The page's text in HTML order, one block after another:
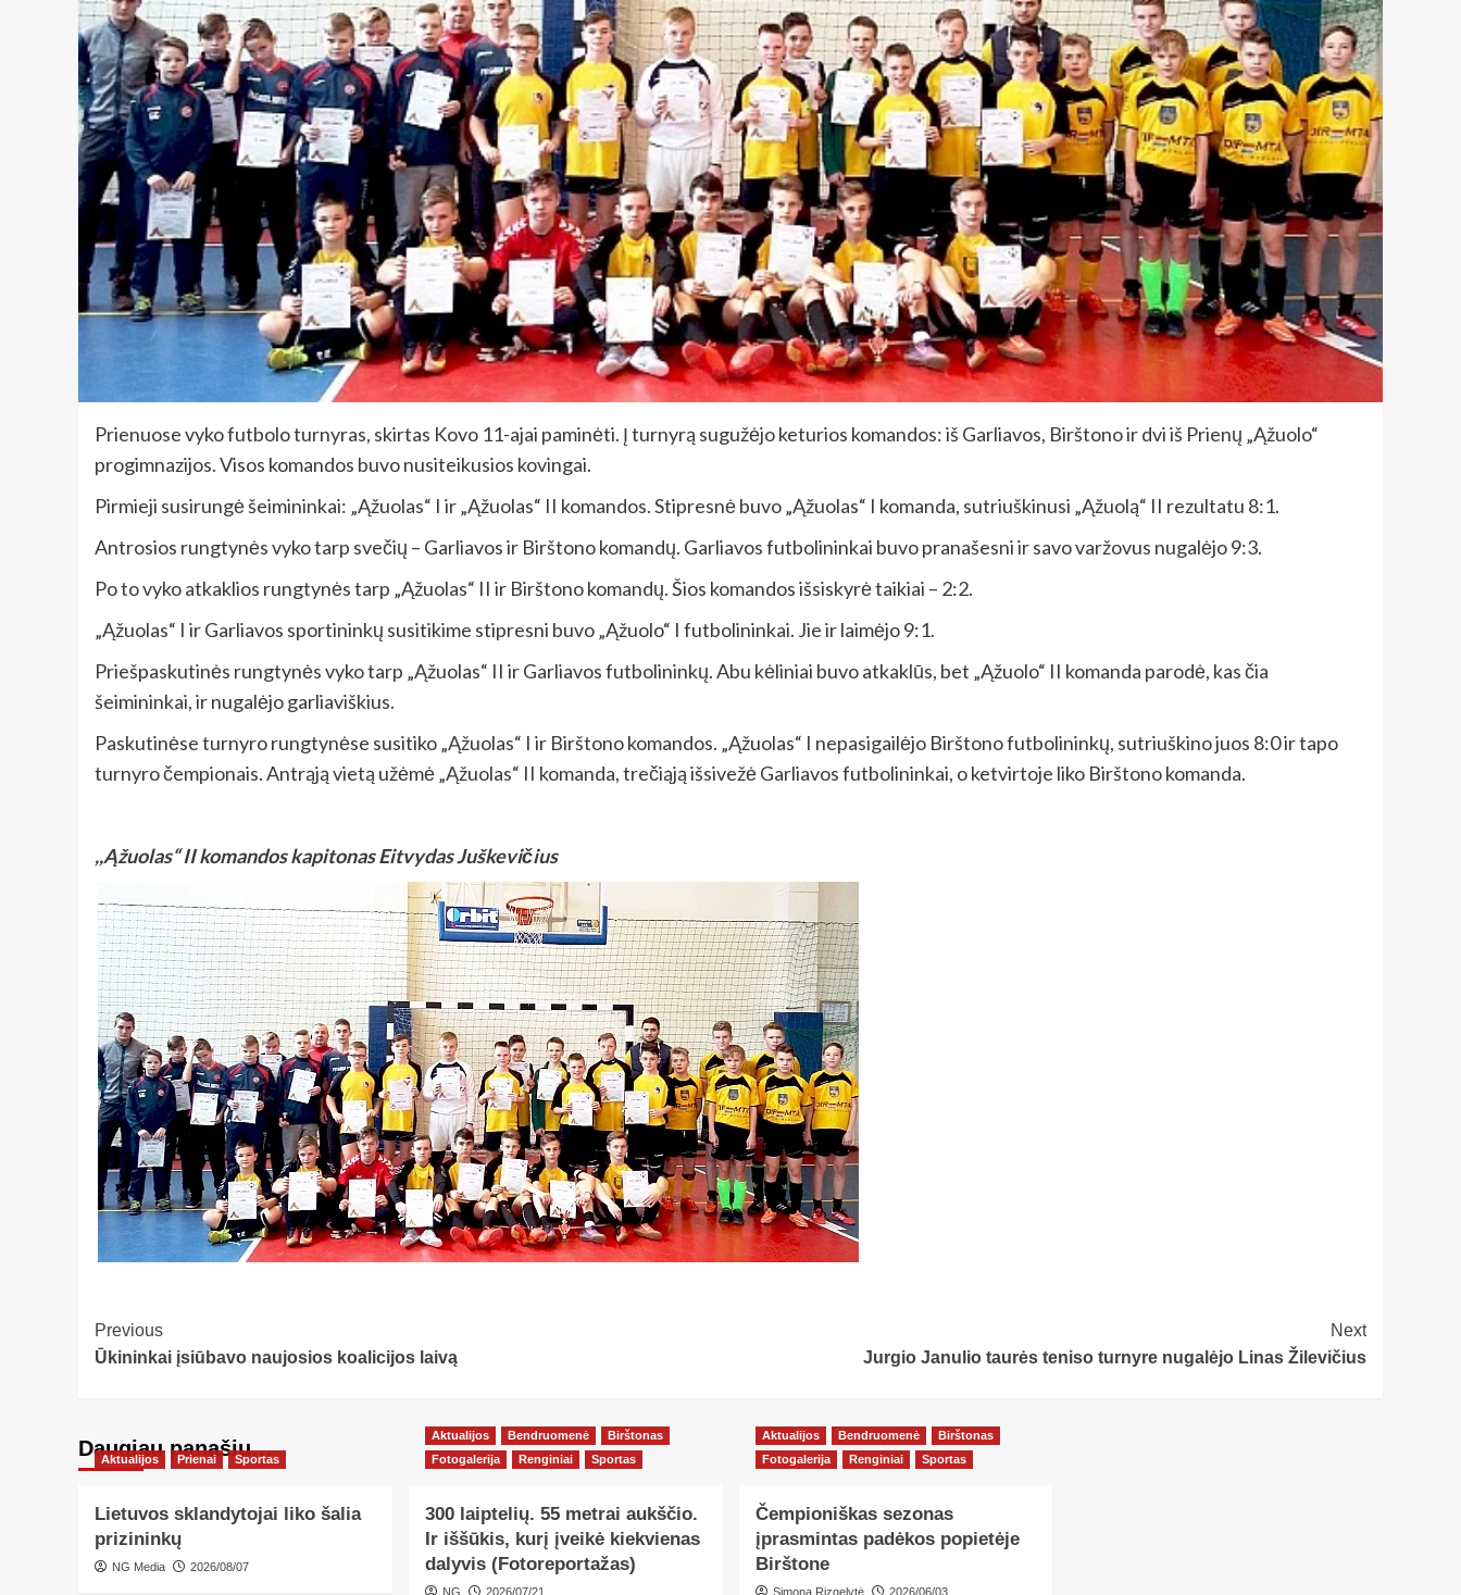
Prienuose vyko futbolo turnyras, skirtas Kovo 11-ajai paminėti. Į turnyrą sugužėjo keturios komandos: iš Garliavos, Birštono ir dvi iš Prienų „Ąžuolo“
progimnazijos. Visos komandos buvo nusiteikusios kovingai.
Pirmieji susirungė šeimininkai: „Ąžuolas“ I ir „Ąžuolas“ II komandos. Stipresnė buvo „Ąžuolas“ I komanda, sutriuškinusi „Ąžuolą“ II rezultatu 8:1.
Antrosios rungtynės vyko tarp svečių – Garliavos ir Birštono komandų. Garliavos futbolininkai buvo pranašesni ir savo varžovus nugalėjo 9:3.
Po to vyko atkaklios rungtynės tarp „Ąžuolas“ II ir Birštono komandų. Šios komandos išsiskyrė taikiai – 2:2.
„Ąžuolas“ I ir Garliavos sportininkų susitikime stipresni buvo „Ąžuolo“ I futbolininkai. Jie ir laimėjo 9:1.
Priešpaskutinės rungtynės vyko tarp „Ąžuolas“ II ir Garliavos futbolininkų. Abu kėliniai buvo atkaklūs, bet „Ąžuolo“ II komanda parodė, kas čia
šeimininkai, ir nugalėjo garliaviškius.
Paskutinėse turnyro rungtynėse susitiko „Ąžuolas“ I ir Birštono komandos. „Ąžuolas“ I nepasigailėjo Birštono futbolininkų, sutriuškino juos 8:0 ir tapo
turnyro čempionais. Antrąją vietą užėmė „Ąžuolas“ II komanda, trečiąją išsivežė Garliavos futbolininkai, o ketvirtoje liko Birštono komanda.
,,Ąžuolas“ II komandos kapitonas Eitvydas Juškevičius
Post
Navigation
Previous
Ūkininkai įsiūbavo naujosios koalicijos laivą
Next
Jurgio Janulio taurės teniso turnyre nugalėjo Linas Žilevičius
Daugiau panašių…
Aktualijos Prienai Sportas
Lietuvos sklandytojai liko šalia
prizininkų
NG Media 2026/08/07
Aktualijos Bendruomenė
Birštonas
Fotogalerija
Renginiai Sportas
300 laiptelių. 55 metrai aukščio.
Ir iššūkis, kurį įveikė kiekvienas
dalyvis (Fotoreportažas)
NG 2026/07/21
Aktualijos Bendruomenė
Birštonas
Fotogalerija
Renginiai Sportas
Čempioniškas sezonas
įprasmintas padėkos popietėje
Birštone
Simona Rizgelytė 2026/06/03